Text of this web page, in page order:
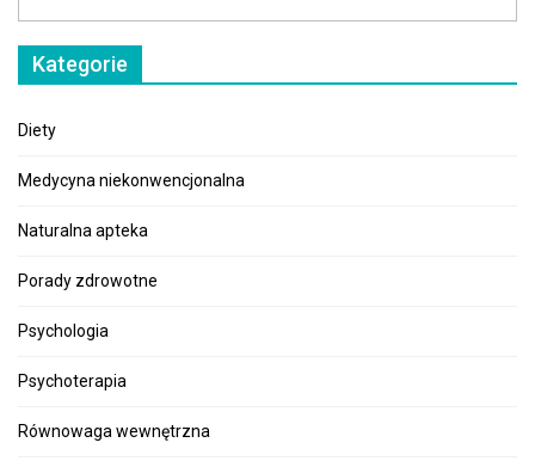
Kategorie
Diety
Medycyna niekonwencjonalna
Naturalna apteka
Porady zdrowotne
Psychologia
Psychoterapia
Równowaga wewnętrzna